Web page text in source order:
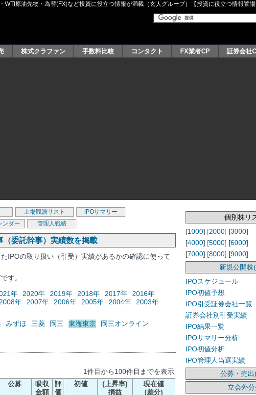
原油先物・為替(FX)など投資に役立つ情報が満載（玄人グループ）【投資に役立つ情報置場
株式クラファン 手数料比較 コンタクト FX業者CP 証券会社
上場観測リスト
IPOサマリー
ンダー 管理人戦績
委託幹事）実績数を掲載
IPOの取り扱い（引受）実績があるかの確認に使って
す。
年 2020年 2019年 2018年 2017年
2016年
2008年 2007年 2006年 2005年 2004年
2003年
みずほ 三菱 岡三 東海東京
岡三オンライン
1件目から100件目までを表示
公募
吸収
金額
評
価
初値
(上昇率)
損益
現在値
(差分)
個別株リ
[1000] [2000] [3000]
[4000] [5000] [6000]
[7000] [8000] [9000]
新規公開株
IPOスケジュール
IPO初値予想
IPO引受証券会社一覧
証券会社別引受実績
IPO結果一覧
IPOサマリー分析
IPO初値分析
IPO管理人当選実績
公募・売出
立会外分